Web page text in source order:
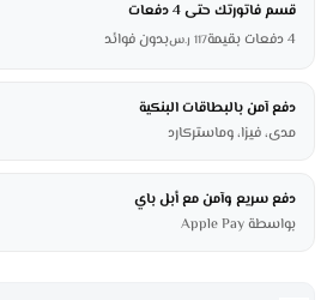
قسم فاتورتك حتى 4 دفعات
4 دفعات بقيمة
117 ر.سبدون فوائد
دفع آمن بالبطاقات البنكية
مدى، فيزا، وماستركارد
دفع سريع وآمن مع أبل باي
بواسطة Apple Pay